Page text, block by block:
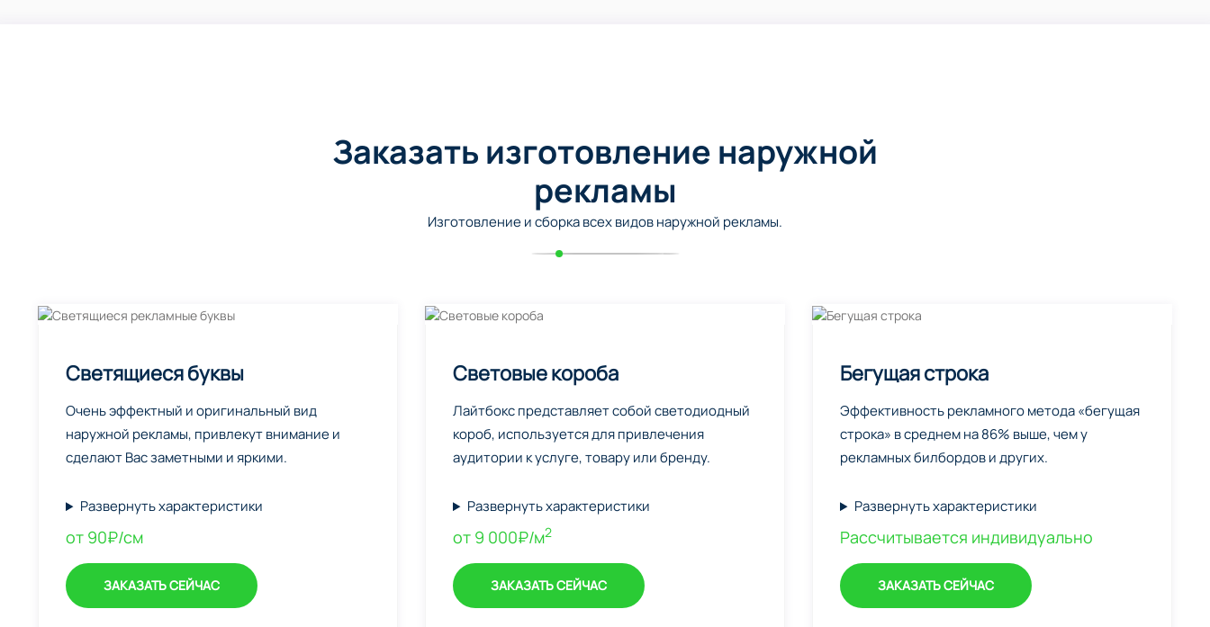
Заказать изготовление наружной
рекламы
Изготовление и сборка всех видов наружной рекламы.
Светящиеся буквы
Очень эффектный и оригинальный вид
наружной рекламы, привлекут внимание и
сделают Вас заметными и яркими.
Развернуть характеристики
от 90₽/см
ЗАКАЗАТЬ СЕЙЧАС
Световые короба
Лайтбокс представляет собой светодиодный
короб, используется для привлечения
аудитории к услуге, товару или бренду.
Развернуть характеристики
от 9 000₽/м2
ЗАКАЗАТЬ СЕЙЧАС
Бегущая строка
Эффективность рекламного метода «бегущая
строка» в среднем на 86% выше, чем у
рекламных билбордов и других.
Развернуть характеристики
Рассчитывается индивидуально
ЗАКАЗАТЬ СЕЙЧАС